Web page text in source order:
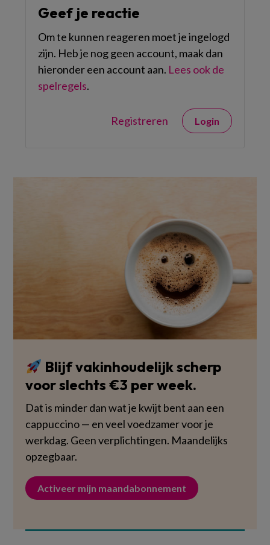
Geef je reactie
Om te kunnen reageren moet je ingelogd
zijn. Heb je nog geen account, maak dan
hieronder een account aan. Lees ook de
spelregels.
Registreren Login
Blijf vakinhoudelijk scherp
voor slechts €3 per week.
Dat is minder dan wat je kwijt bent aan een
cappuccino — en veel voedzamer voor je
werkdag. Geen verplichtingen. Maandelijks
opzegbaar.
Activeer mijn maandabonnement